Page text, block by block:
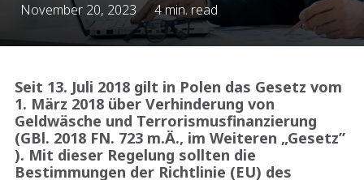
November 20, 2023 4 min. read
Seit 13. Juli 2018 gilt in Polen das Gesetz vom
1. März 2018 über Verhinderung von
Geldwäsche und Terrorismusfinanzierung
(GBl. 2018 FN. 723 m.Ä., im Weiteren „Gesetz”
). Mit dieser Regelung sollten die
Bestimmungen der Richtlinie (EU) des